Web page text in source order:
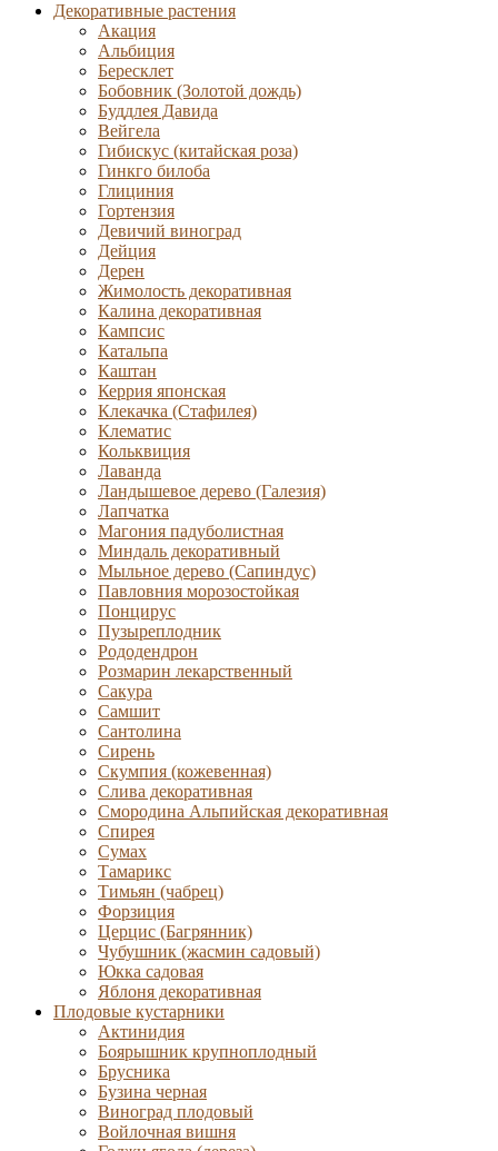
Декоративные растения
Акация
Альбиция
Бересклет
Бобовник (Золотой дождь)
Буддлея Давида
Вейгела
Гибискус (китайская роза)
Гинкго билоба
Глициния
Гортензия
Девичий виноград
Дейция
Дерен
Жимолость декоративная
Калина декоративная
Кампсис
Катальпа
Каштан
Керрия японская
Клекачка (Стафилея)
Клематис
Кольквиция
Лаванда
Ландышевое дерево (Галезия)
Лапчатка
Магония падуболистная
Миндаль декоративный
Мыльное дерево (Сапиндус)
Павловния морозостойкая
Понцирус
Пузыреплодник
Рододендрон
Розмарин лекарственный
Сакура
Самшит
Сантолина
Сирень
Скумпия (кожевенная)
Слива декоративная
Смородина Альпийская декоративная
Спирея
Сумах
Тамарикс
Тимьян (чабрец)
Форзиция
Церцис (Багрянник)
Чубушник (жасмин садовый)
Юкка садовая
Яблоня декоративная
Плодовые кустарники
Актинидия
Боярышник крупноплодный
Брусника
Бузина черная
Виноград плодовый
Войлочная вишня